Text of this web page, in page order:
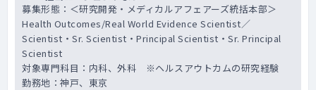
・科学的に中立な立場で実施するScientific
Exchange Meeting （SEM）の企画・運営
・メディカルが主催するイベントの実施支援
活動など）
募集形態：＜研究開発・メディカルアフェアーズ統括本部＞
Health Outcomes/Real World Evidence Scientist／
Scientist・Sr. Scientist・Principal Scientist・Sr. Principal
Scientist
対象専門科目：内科、外科 ※ヘルスアウトカムの研究経験
勤務地：神戸、東京